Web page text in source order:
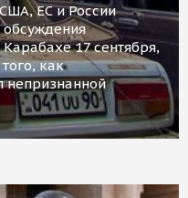
ЕС и России
обсуждения
17 сентября,
как
непризнанной